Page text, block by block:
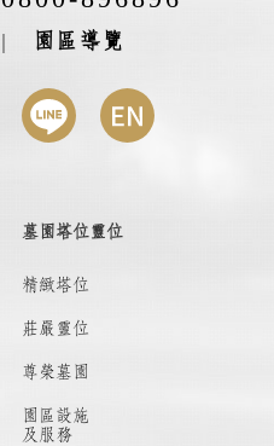
| 園區導覽
墓園塔位靈位
精緻塔位
莊嚴靈位
尊榮墓園
園區設施
及服務